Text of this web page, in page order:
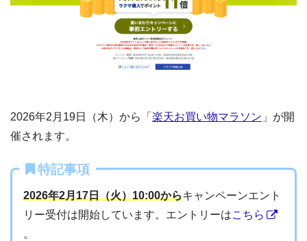
2026年2月19日（木）から「 楽天お買い物マラソン 」が開
催されます。
特記事項
2026年2月17日（火）10:00からキャンペーンエント
リー受付は開始しています。エントリーはこちら
。